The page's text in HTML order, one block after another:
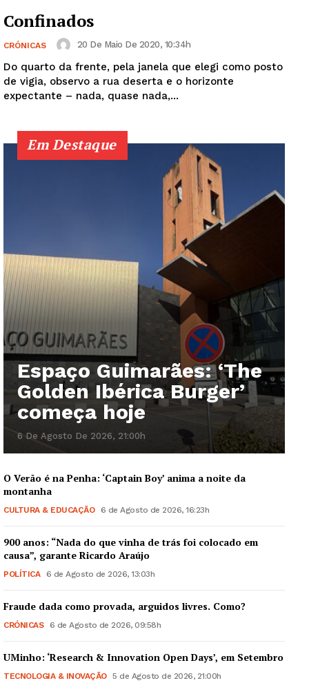
Guimarães, agora!
SUBSCREVA JÁ!
Institucional
Artigos
Edição Digital
Grande Entrevista
Publicidade
Confinados
CRÓNICAS 20 De Maio De 2020, 10:34h
Do quarto da frente, pela janela que elegi como posto
de vigia, observo a rua deserta e o horizonte
expectante – nada, quase nada,...
Em Destaque
Espaço Guimarães: ‘The
Golden Ibérica Burger’
começa hoje
6 De Agosto De 2026, 21:00h
O Verão é na Penha: ‘Captain Boy’ anima a noite da
montanha
CULTURA & EDUCAÇÃO 6 de Agosto de 2026, 16:23h
900 anos: “Nada do que vinha de trás foi colocado em
causa”, garante Ricardo Araújo
POLÍTICA 6 de Agosto de 2026, 13:03h
Fraude dada como provada, arguidos livres. Como?
CRÓNICAS 6 de Agosto de 2026, 09:58h
UMinho: ‘Research & Innovation Open Days’, em Setembro
TECNOLOGIA & INOVAÇÃO 5 de Agosto de 2026, 21:00h